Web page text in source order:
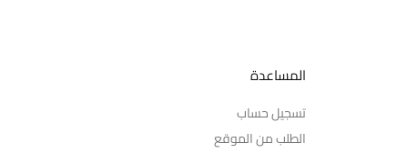
المساعدة
تسجيل حساب
الطلب من الموقع